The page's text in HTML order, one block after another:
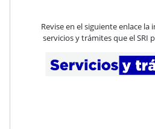
Revise en el siguiente enlace
servicios y trámites que el SRI